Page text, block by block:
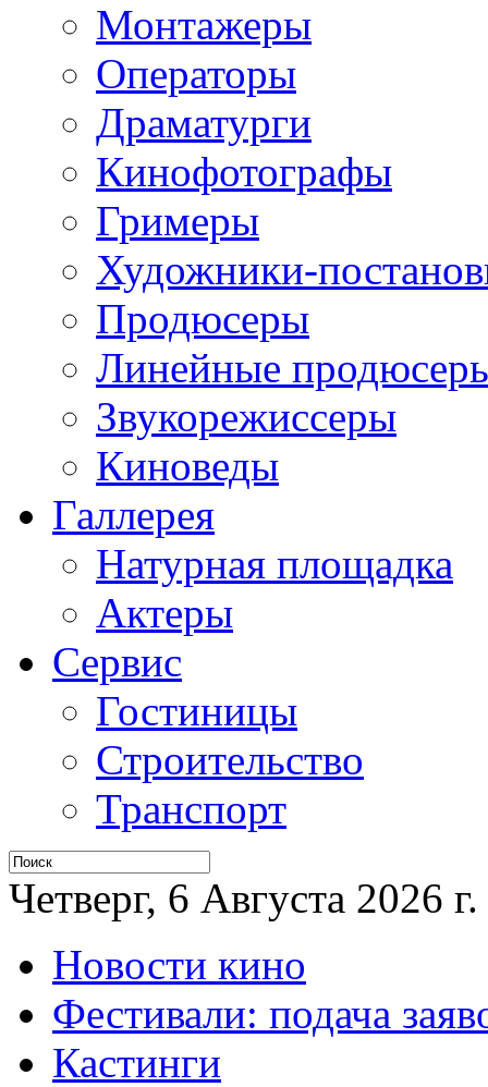
Монтажеры
Операторы
Драматурги
Кинофотографы
Гримеры
Художники-
Продюсеры
Линейные
Звукорежиссеры
Киноведы
Галлерея
Натурная площадка
Актеры
Сервис
Гостиницы
Строительство
Транспорт
Четверг, 6 Августа 2026 г.
Новости кино
Фестивали: подача
Кастинги